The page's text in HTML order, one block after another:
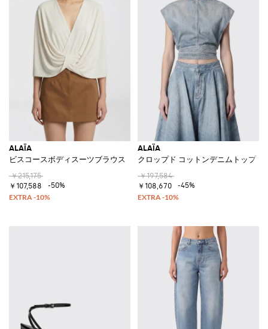
ALAÏA
ビスコースボディスーツブラウス
￥215,175
￥107,588
-50%
ALAÏA
クロップド コットンデニムトップ
￥197,584
￥108,670
-45%